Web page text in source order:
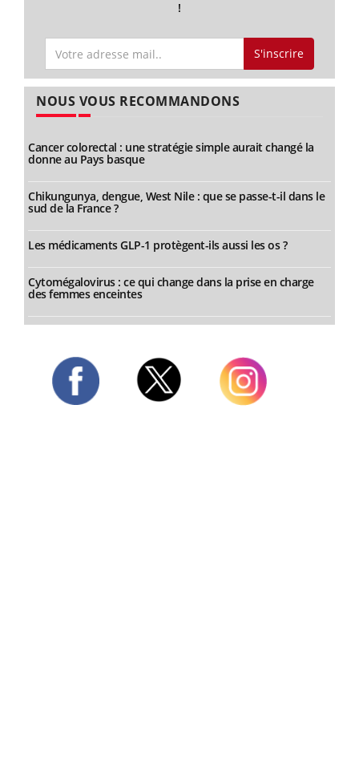
!
S'inscrire
NOUS VOUS RECOMMANDONS
Cancer colorectal : une stratégie simple aurait changé la
donne au Pays basque
Chikungunya, dengue, West Nile : que se passe-t-il dans le
sud de la France ?
Les médicaments GLP-1 protègent-ils aussi les os ?
Cytomégalovirus : ce qui change dans la prise en charge
des femmes enceintes